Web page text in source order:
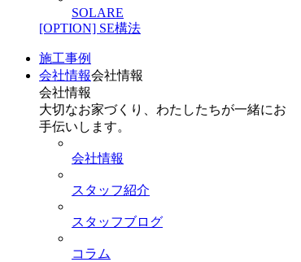
SOLARE
[OPTION] SE構法
施工事例
会社情報会社情報
会社情報
大切なお家づくり、わたしたちが一緒にお
手伝いします。
会社情報
スタッフ紹介
スタッフブログ
コラム